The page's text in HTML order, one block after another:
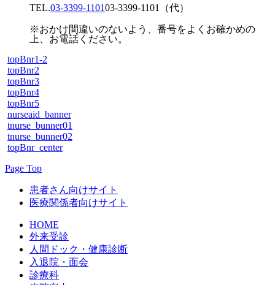
TEL.03-3399-110103-3399-1101 （代）
※おかけ間違いのないよう、番号をよくお確かめの
上、お電話ください。
topBnr1-2
topBnr2
topBnr3
topBnr4
topBnr5
nurseaid_banner
tnurse_bunner01
tnurse_bunner02
topBnr_center
Page Top
患者さん向けサイト
医療関係者向けサイト
HOME
外来受診
人間ドック・健康診断
入退院・面会
診療科